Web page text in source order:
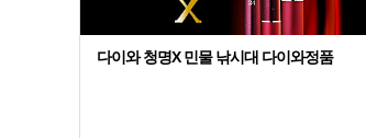
다이와 청명X 민물 낚시대 다이와정품